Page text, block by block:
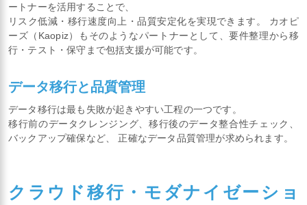
ートナーを活用することで、
リスク低減・移行速度向上・品質安定化を実現できます。 カオピ
ーズ（Kaopiz）もそのようなパートナーとして、要件整理から移
行・テスト・保守まで包括支援が可能です。
データ移行と品質管理
データ移行は最も失敗が起きやすい工程の一つです。
移行前のデータクレンジング、移行後のデータ整合性チェック、
バックアップ確保など、 正確なデータ品質管理が求められます。
クラウド移行・モダナイゼーショ